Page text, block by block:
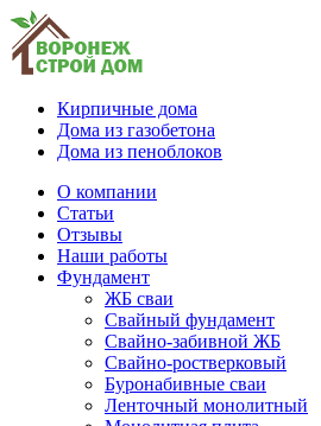
Кирпичные дома
Дома из газобетона
Дома из пеноблоков
О компании
Статьи
Отзывы
Наши работы
Фундамент
ЖБ сваи
Свайный фундамент
Свайно-забивной ЖБ
Свайно-ростверковый
Буронабивные сваи
Ленточный монолитный